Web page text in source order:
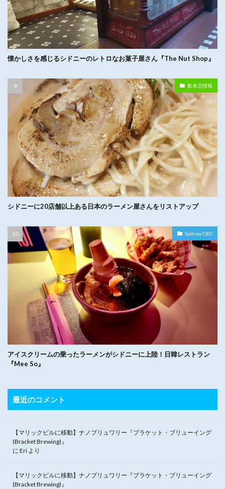
懐かしさを感じるシドニーのレトロなお菓子屋さん『The Nut Shop』
飲食店情報
シドニーに20店舗以上ある日本のラーメン屋さんをリストアップ
Sydney CBD
アイスクリームの乗ったラーメンがシドニーに上陸！日韓レストラン
『Mee So』
最近のコメント
【マリックビルに移動】ナノブリュワリー『ブラケット・ブリューイング
(Bracket Brewing)』
に Eri より
【マリックビルに移動】ナノブリュワリー『ブラケット・ブリューイング
(Bracket Brewing)』